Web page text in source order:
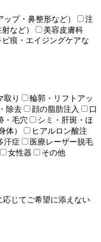
プ・鼻整形など）
注
など）
美容皮膚科
ビ痕・エイジングケアな
取り
輪郭・リフトアッ
除去 顔の脂肪注入
口
・毛穴
シミ・肝斑・ほ
体）
ヒアルロン酸注
汗症
医療レーザー脱毛
女性器 その他
応じてご希望に添えない